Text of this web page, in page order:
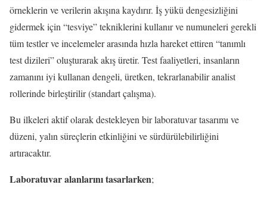
örneklerin ve verilerin akışına kaydırır. İş yükü dengesizliğini
gidermek için “tesviye” tekniklerini kullanır ve numuneleri gerekli
tüm testler ve incelemeler arasında hızla hareket ettiren “tanımlı
test dizileri” oluşturarak akış üretir. Test faaliyetleri, insanların
zamanını iyi kullanan dengeli, üretken, tekrarlanabilir analist
rollerinde birleştirilir (standart çalışma).
Bu ilkeleri aktif olarak destekleyen bir laboratuvar tasarımı ve
düzeni, yalın süreçlerin etkinliğini ve sürdürülebilirliğini
artıracaktır.
Laboratuvar alanlarını tasarlarken;